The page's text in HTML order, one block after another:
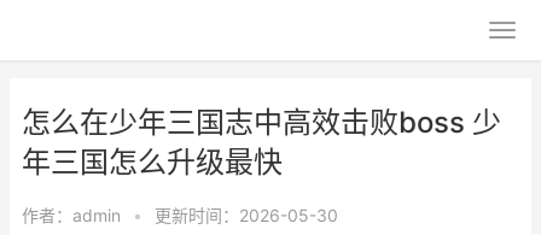
怎么在少年三国志中高效击败boss 少
年三国怎么升级最快
作者： admin • 更新时间：2026-05-30